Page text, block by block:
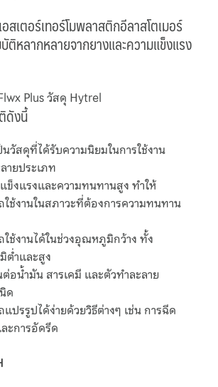
เตอร์เทอร์โมพลาสติกอีลาสโตเมอร์
หลากหลายจากยางและความแข็งแรง
ดังนี้
นวัสดุที่ได้รับความนิยมในการใช้งาน
ายประเภท
ข็งแรงและความทนทานสูง ทำให้
ใช้งานในสภาวะที่ต้องการความทนทาน
ใช้งานได้ในช่วงอุณหภูมิกว้าง ทั้ง
ำและสูง
อน้ำมัน สารเคมี และตัวทำละลาย
ด
แปรรูปได้ง่ายด้วยวิธีต่างๆ เช่น การฉีด
ะการอัดรีด